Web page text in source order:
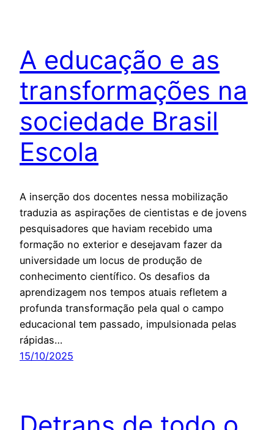
A educação e as
transformações na
sociedade Brasil
Escola
A inserção dos docentes nessa mobilização
traduzia as aspirações de cientistas e de jovens
pesquisadores que haviam recebido uma
formação no exterior e desejavam fazer da
universidade um locus de produção de
conhecimento científico. Os desafios da
aprendizagem nos tempos atuais refletem a
profunda transformação pela qual o campo
educacional tem passado, impulsionada pelas
rápidas…
15/10/2025